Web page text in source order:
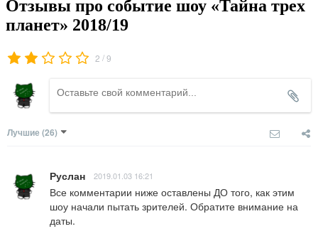
Отзывы про событие шоу «Тайна трех
планет» 2018/19
2 /9
Лучшие (26)
Руслан 2019.01.03 16:21
Все комментарии ниже оставлены ДО того, как этим
шоу начали пытать зрителей. Обратите внимание на
даты.